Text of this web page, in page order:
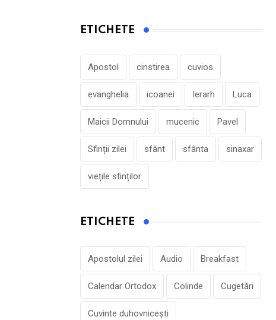
ETICHETE
Apostol cinstirea cuvios
evanghelia icoanei Ierarh Luca
Maicii Domnului mucenic Pavel
Sfinții zilei sfânt sfânta sinaxar
viețile sfinților
ETICHETE
Apostolul zilei Audio Breakfast
Calendar Ortodox Colinde Cugetări
Cuvinte duhovnicești